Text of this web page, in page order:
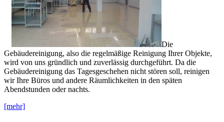
Die
Gebäudereinigung, also die regelmäßige Reinigung Ihrer Objekte,
wird von uns gründlich und zuverlässig durchgeführt. Da die
Gebäudereinigung das Tagesgeschehen nicht stören soll, reinigen
wir Ihre Büros und andere Räumlichkeiten in den späten
Abendstunden oder nachts.
[mehr]